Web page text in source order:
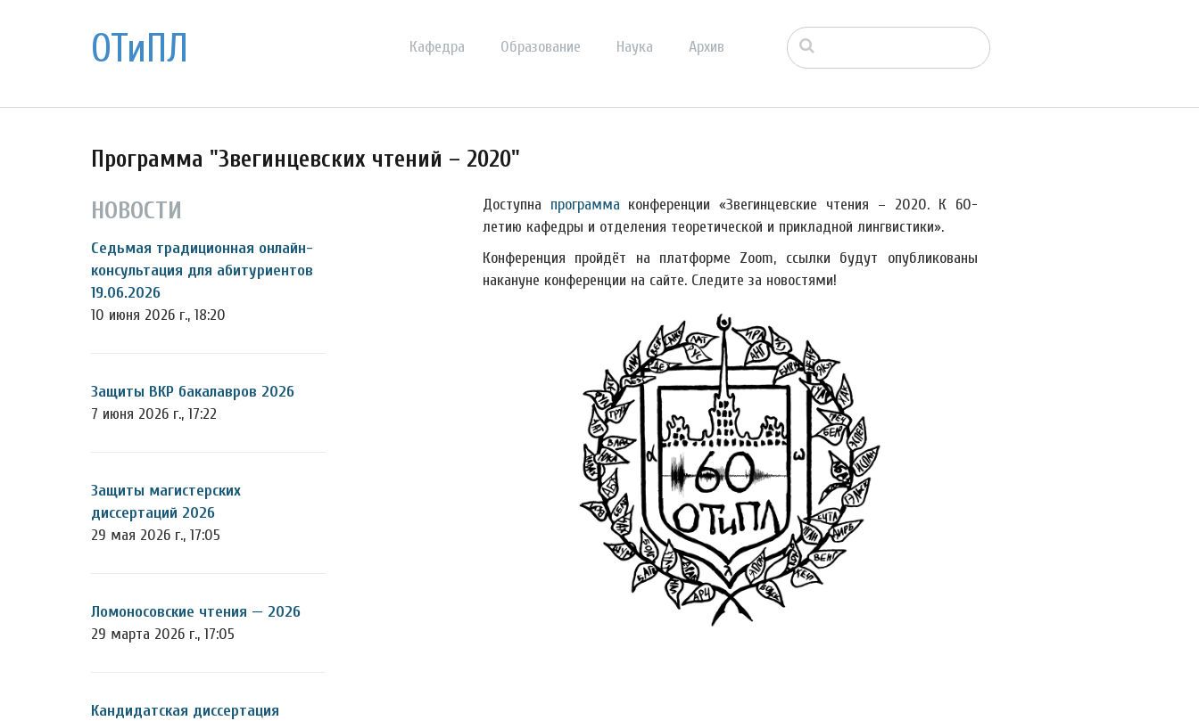
ОТиПЛ Кафедра Образование Наука Архив
Программа "Звегинцевских чтений – 2020"
НОВОСТИ
Седьмая традиционная онлайн-
консультация для абитуриентов
19.06.2026
10 июня 2026 г., 18:20
Защиты ВКР бакалавров 2026
7 июня 2026 г., 17:22
Защиты магистерских
диссертаций 2026
29 мая 2026 г., 17:05
Ломоносовские чтения — 2026
29 марта 2026 г., 17:05
Кандидатская диссертация
Доступна программа конференции «Звегинцевские чтения – 2020. К 60-
летию кафедры и отделения теоретической и прикладной лингвистики».
Конференция пройдёт на платформе Zoom, ссылки будут опубликованы
накануне конференции на сайте. Следите за новостями!